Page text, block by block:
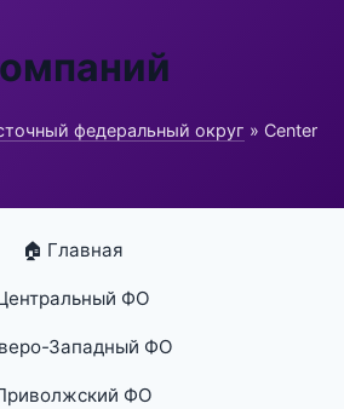
федеральный округ » Center
🏠 Главная
ФО
Западный ФО
ФО